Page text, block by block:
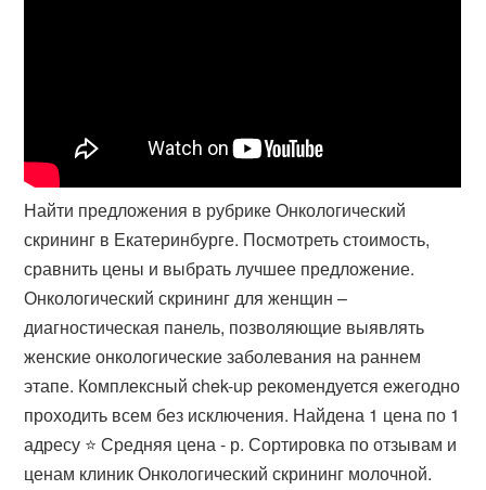
Найти предложения в рубрике Онкологический
скрининг в Екатеринбурге. Посмотреть стоимость,
сравнить цены и выбрать лучшее предложение.
Онкологический скрининг для женщин –
диагностическая панель, позволяющие выявлять
женские онкологические заболевания на раннем
этапе. Комплексный chek-up рекомендуется ежегодно
проходить всем без исключения. Найдена 1 цена по 1
адресу ⭐ Средняя цена - р. Сортировка по отзывам и
ценам клиник Онкологический скрининг молочной.